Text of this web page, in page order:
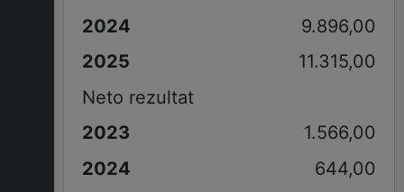
9.896,00
11.315,00
Neto rezultat
1.566,00
644,00